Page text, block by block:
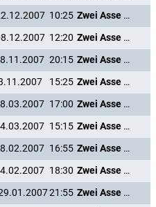
10:25
Zwei Asse trumpfen auf
12:20
Zwei Asse trumpfen auf
20:15
Zwei Asse trumpfen auf
15:25
Zwei Asse trumpfen auf
17:00
Zwei Asse trumpfen auf
15:15
Zwei Asse trumpfen auf
16:55
Zwei Asse trumpfen auf
18:30
Zwei Asse trumpfen auf
21:55
Zwei Asse trumpfen auf